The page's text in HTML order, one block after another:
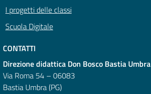
I progetti delle classi
Scuola Digitale
CONTATTI
Direzione didattica Don Bosco Bastia Umbra
Via Roma 54 – 06083
Bastia Umbra (PG)